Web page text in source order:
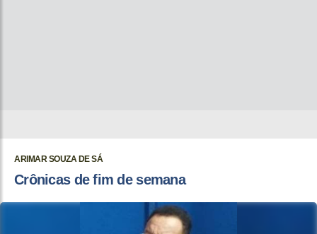
ARIMAR SOUZA DE SÁ
Crônicas de fim de semana